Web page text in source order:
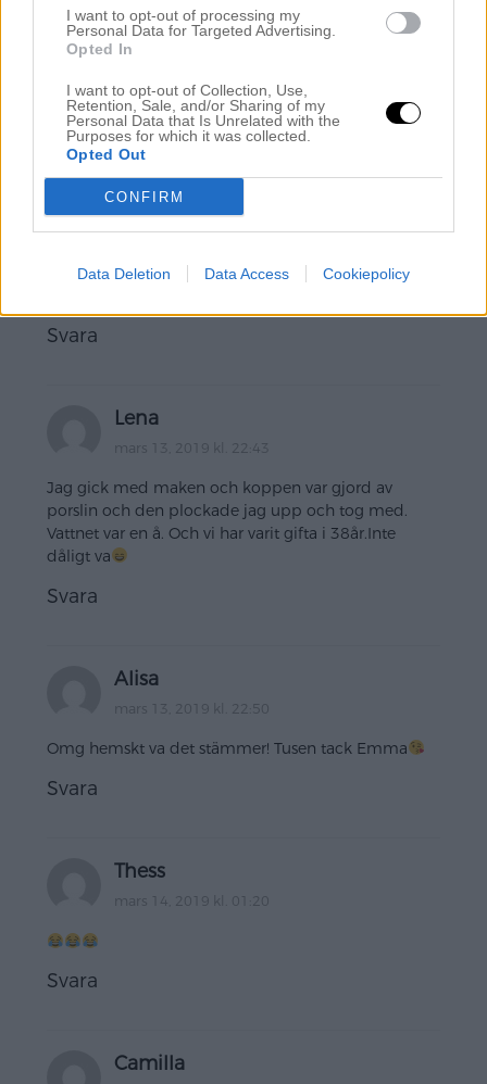
I want to opt-out of processing my
Personal Data for Targeted Advertising.
Opted In
I want to opt-out of Collection, Use,
Retention, Sale, and/or Sharing of my
Personal Data that Is Unrelated with the
Purposes for which it was collected.
Opted Out
CONFIRM
Data Deletion Data Access Cookiepolicy
Haha så jäkla roligt – Jag gick helt själv, mötte ett
rådjur och sen såg ett stort slott och fullt med folk
som skrattade runt bordet, koppen av porslin,
ignorerade koppen och gick till ett stup och såg rakt
ner i det iskalla svarta havet
jag döööör…. Hahaha
Svara
Elin
Svara
Lena
mars 13, 2019 kl. 22:43
Jag gick med maken och koppen var gjord av
porslin och den plockade jag upp och tog med.
Vattnet var en å. Och vi har varit gifta i 38år.Inte
dåligt va
Svara
Alisa
mars 13, 2019 kl. 22:50
Omg hemskt va det stämmer! Tusen tack Emma
Svara
Thess
mars 14, 2019 kl. 01:20
Svara
Camilla